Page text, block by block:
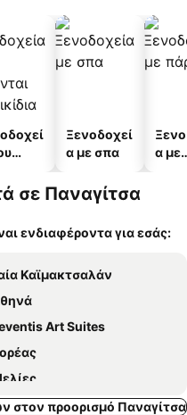
Ξενοδοχεί
α με σπα
α με
σε Παναγίτσα
ενδιαφέροντα για εσάς:
Καϊμακτσαλάν
Art Suites
στον προορισμό Παναγίτσα